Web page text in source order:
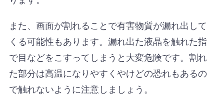
また、画面が割れることで有害物質が漏れ出して
くる可能性もあります。漏れ出た液晶を触れた指
で目などをこすってしまうと大変危険です。割れ
た部分は高温になりやすくやけどの恐れもあるの
で触れないように注意しましょう。